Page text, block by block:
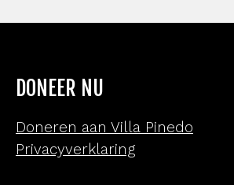
DONEER NU
Doneren aan Villa Pinedo
Privacyverklaring